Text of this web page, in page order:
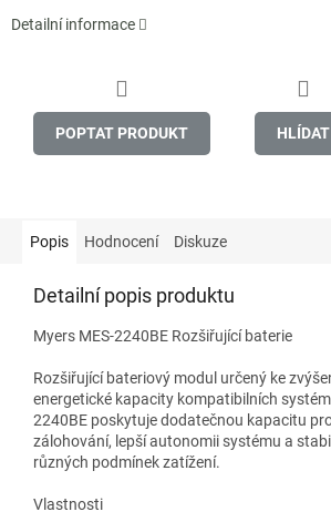
Detailní informace
POPTAT PRODUKT HLÍDAT
Popis Hodnocení Diskuze
Detailní popis produktu
Myers MES-2240BE Rozšiřující baterie
Rozšiřující bateriový modul určený ke
energetické kapacity kompatibilních
2240BE poskytuje dodatečnou kapacitu
zálohování, lepší autonomii systému a
různých podmínek zatížení.
Vlastnosti